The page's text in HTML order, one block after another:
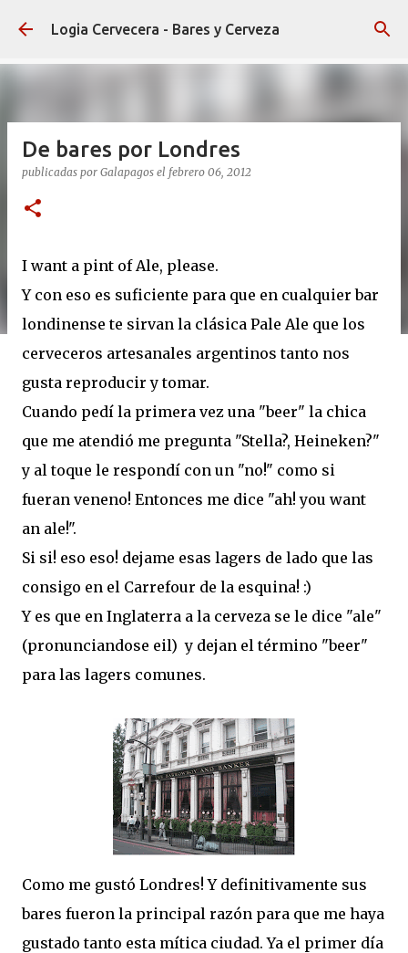
Ir al contenido principal
Logia Cervecera - Bares y Cerveza
De bares por Londres
publicadas por Galapagos el febrero 06, 2012
I want a pint of Ale, please.
Y con eso es suficiente para que en cualquier bar
londinense te sirvan la clásica Pale Ale que los
cerveceros artesanales argentinos tanto nos
gusta reproducir y tomar.
Cuando pedí la primera vez una "beer" la chica
que me atendió me pregunta "Stella?, Heineken?"
y al toque le respondí con un "no!" como si
fueran veneno! Entonces me dice "ah! you want
an ale!".
Si si! eso eso! dejame esas lagers de lado que las
consigo en el Carrefour de la esquina! :)
Y es que en Inglaterra a la cerveza se le dice "ale"
(pronunciandose eil) y dejan el término "beer"
para las lagers comunes.
Como me gustó Londres! Y definitivamente sus
bares fueron la principal razón para que me haya
gustado tanto esta mítica ciudad. Ya el primer día